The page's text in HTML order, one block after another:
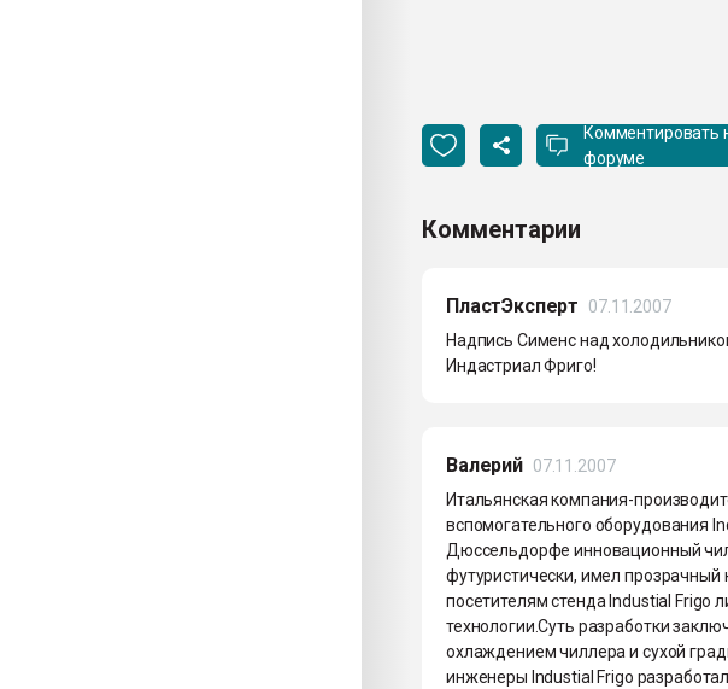
Комментировать
форуме
Комментарии
ПластЭксперт
07.11.2007
Надпись Сименс над
Индастриал Фриго!
Валерий 07.11.2007
Итальянская компания-
вспомогательного оборудования
Дюссельдорфе инновационный
футуристически, имел
посетителям стенда Industial Frigo
технологии.Суть разработки
охлаждением чиллера и сухой
инженеры Industial Frigo